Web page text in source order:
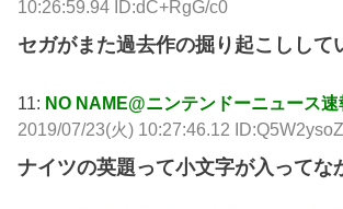
10:26:59.94 ID:dC+RgG/c0
セガがまた過去作の掘り起こしして
11: NO NAME@ニンテンドーニュース速
2019/07/23(火) 10:27:46.12
ナイツの英題って小文字が入ってな